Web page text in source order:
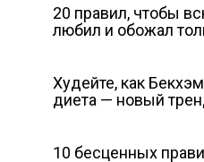
20 правил, чтобы
любил и обожал
Худейте, как
диета — новый
10 бесценных